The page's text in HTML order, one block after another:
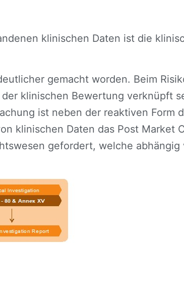
klinischen Daten ist die
gemacht worden. Beim
klinischen Bewertung verknüpft
ist neben der reaktiven Form
klinischen Daten das Post Market
gefordert, welche abhängig